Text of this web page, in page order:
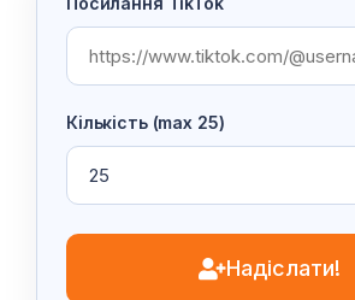
Кількість (max 25)
Надіслати!